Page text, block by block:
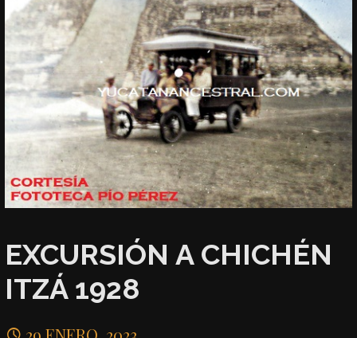
EXCURSIÓN A CHICHÉN
ITZÁ 1928